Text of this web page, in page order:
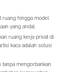
ruang hingga model
yang andal.
ruang kerja privat di
kaca adalah solusi
tanpa mengorbankan